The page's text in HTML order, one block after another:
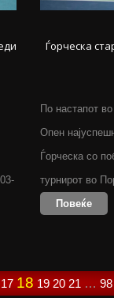
Ѓорческа
По настапот
Опен
Ѓорческа со
турнирот во
Повеќе
17 18 19 20 21 … 98